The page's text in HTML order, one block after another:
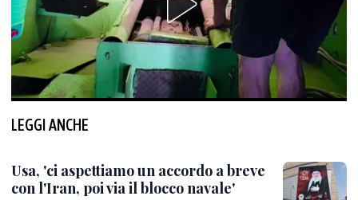
LEGGI ANCHE
Usa, 'ci aspettiamo un accordo a breve
con l'Iran, poi via il blocco navale'